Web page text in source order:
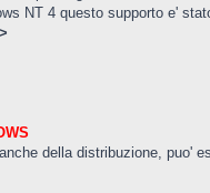
NT 4 questo supporto e'
della distribuzione, puo'